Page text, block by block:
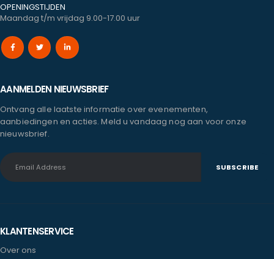
OPENINGSTIJDEN
Maandag t/m vrijdag 9.00-17.00 uur
AANMELDEN NIEUWSBRIEF
Ontvang alle laatste informatie over evenementen,
aanbiedingen en acties. Meld u vandaag nog aan voor onze
nieuwsbrief.
KLANTENSERVICE
Over ons